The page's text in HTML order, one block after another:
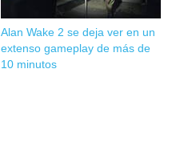
Alan Wake 2 se deja ver en un
extenso gameplay de más de
10 minutos